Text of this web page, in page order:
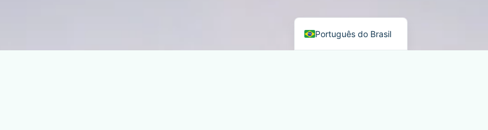
Português do Brasil